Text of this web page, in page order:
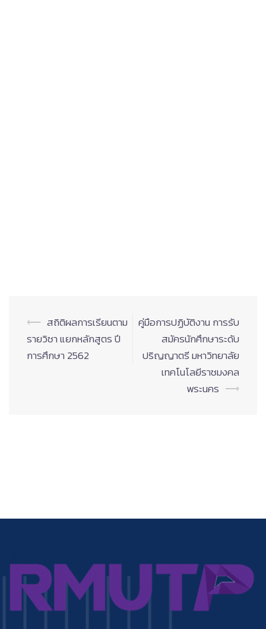
Post
navigation
⟵ สถิติผลการเรียนตาม
รายวิชา แยกหลักสูตร ปี
การศึกษา 2562
คู่มือการปฏิบัติงาน การรับ
สมัครนักศึกษาระดับ
ปริญญาตรี มหาวิทยาลัย
เทคโนโลยีราชมงคล
พระนคร ⟶